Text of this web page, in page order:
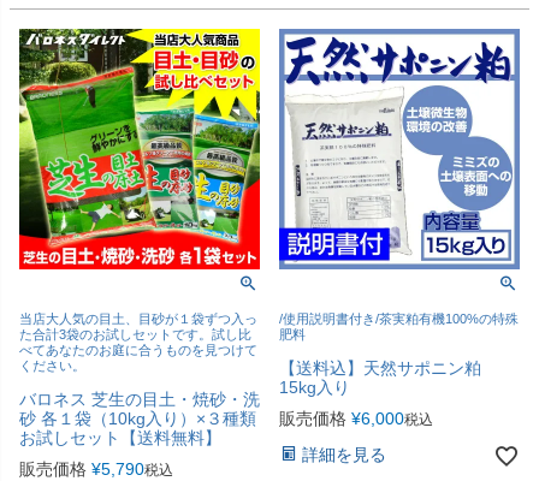
当店大人気の目土、目砂が１袋ずつ入っ
た合計3袋のお試しセットです。試し比
べてあなたのお庭に合うものを見つけて
ください。
バロネス 芝生の目土・焼砂・洗
砂 各１袋（10kg入り）×３種類
お試しセット【送料無料】
販売価格 ¥5,790税込
/使用説明書付き/茶実粕有機100%の特殊
肥料
【送料込】天然サポニン粕
15kg入り
販売価格 ¥6,000税込
詳細を見る